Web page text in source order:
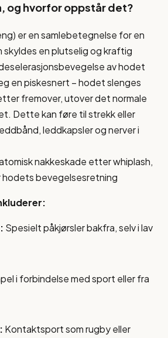
og hvorfor oppstår det?
er en samlebetegnelse for en
skyldes en plutselig og kraftig
av hodet
en piskesnert – hodet slenges
fremover, utover det normale
Dette kan føre til strekk eller
leddkapsler og nerver i
Spesielt påkjørsler bakfra, selv i lav
i forbindelse med sport eller fra
Kontaktsport som rugby eller